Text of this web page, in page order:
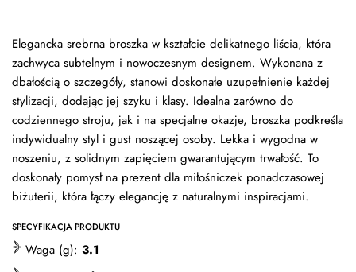
Elegancka srebrna broszka w kształcie delikatnego liścia, która
zachwyca subtelnym i nowoczesnym designem. Wykonana z
dbałością o szczegóły, stanowi doskonałe uzupełnienie każdej
stylizacji, dodając jej szyku i klasy. Idealna zarówno do
codziennego stroju, jak i na specjalne okazje, broszka podkreśla
indywidualny styl i gust noszącej osoby. Lekka i wygodna w
noszeniu, z solidnym zapięciem gwarantującym trwałość. To
doskonały pomysł na prezent dla miłośniczek ponadczasowej
biżuterii, która łączy elegancję z naturalnymi inspiracjami.
SPECYFIKACJA PRODUKTU
Waga (g): 3.1